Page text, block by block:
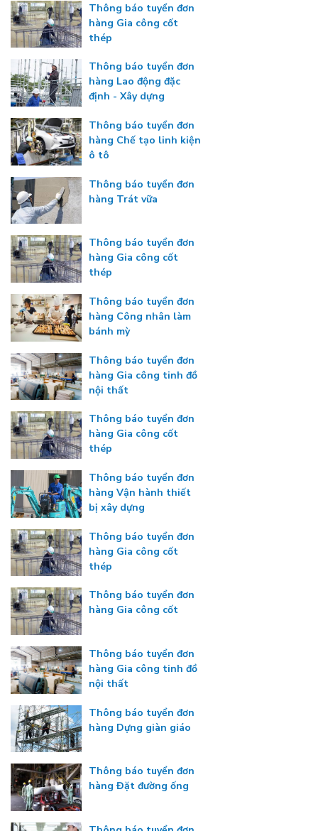
Thông báo tuyển đơn
hàng Gia công cốt
thép
Thông báo tuyển đơn
hàng Lao động đặc
định - Xây dựng
Thông báo tuyển đơn
hàng Chế tạo linh kiện
ô tô
Thông báo tuyển đơn
hàng Trát vữa
Thông báo tuyển đơn
hàng Gia công cốt
thép
Thông báo tuyển đơn
hàng Công nhân làm
bánh mỳ
Thông báo tuyển đơn
hàng Gia công tinh đồ
nội thất
Thông báo tuyển đơn
hàng Gia công cốt
thép
Thông báo tuyển đơn
hàng Vận hành thiết
bị xây dựng
Thông báo tuyển đơn
hàng Gia công cốt
thép
Thông báo tuyển đơn
hàng Gia công cốt
Thông báo tuyển đơn
hàng Gia công tinh đồ
nội thất
Thông báo tuyển đơn
hàng Dựng giàn giáo
Thông báo tuyển đơn
hàng Đặt đường ống